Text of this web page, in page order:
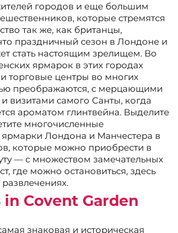
городов и еще большим
которые стремятся
так же, как британцы,
праздничный сезон в Лондоне и
стать настоящим зрелищем. Во
ярмарок в этих городах
торговые центры во многих
преображаются, с мерцающими
визитами самого Санты, когда
ароматом глинтвейна. Выделите
многочисленные
ярмарки Лондона и Манчестера в
которые можно приобрести в
— с множеством замечательных
где можно остановиться, здесь
развлечениях.
Covent Garden
знаковая и историческая